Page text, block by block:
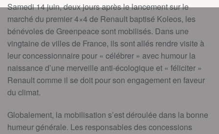
Samedi 14 juin, deux jours après le lancement sur le
marché du premier 4×4 de Renault baptisé Koleos, les
bénévoles de Greenpeace sont mobilisés. Dans une
vingtaine de villes de France, ils sont allés rendre visite à
leur concessionnaire pour « célébrer » avec humour la
naissance d’une merveille anti-écologique et « féliciter »
Renault comme il se doit pour son engagement en faveur
du climat.
Globalement, la mobilisation s’est déroulée dans la bonne
humeur générale. Les responsables des concessions